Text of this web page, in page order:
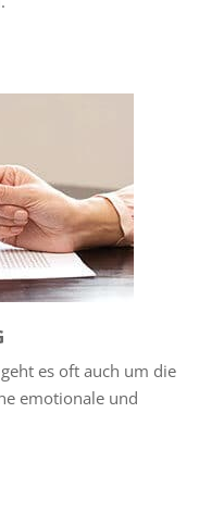
es oft auch um die
emotionale und